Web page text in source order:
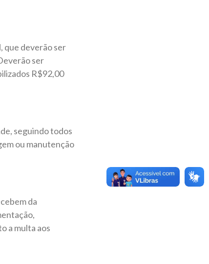
que deverão ser
ser
R$92,00
seguindo todos
ou manutenção
da
a multa aos